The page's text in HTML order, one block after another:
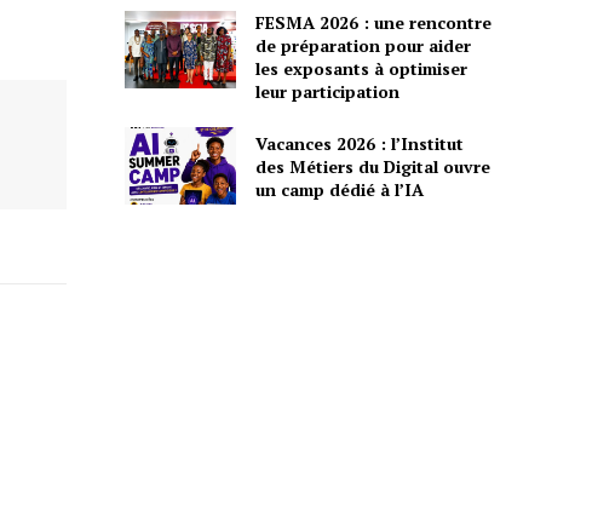
FESMA 2026 : une rencontre
de préparation pour aider
les exposants à optimiser
leur participation
Vacances 2026 : l’Institut
des Métiers du Digital ouvre
un camp dédié à l’IA